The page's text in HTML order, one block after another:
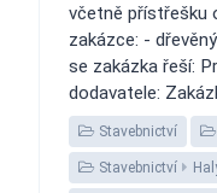
včetně přístřešku
zakázce: -
se zakázka řeší:
dodavatele:
Stavebnictví
Stavebnictví